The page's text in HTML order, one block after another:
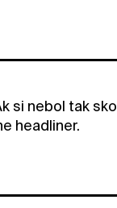
si nebol tak
headliner.